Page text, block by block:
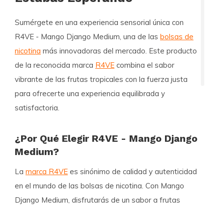
Sumérgete en una experiencia sensorial única con
R4VE - Mango Django Medium, una de las bolsas de
nicotina más innovadoras del mercado. Este producto
de la reconocida marca R4VE combina el sabor
vibrante de las frutas tropicales con la fuerza justa
para ofrecerte una experiencia equilibrada y
satisfactoria.
¿Por Qué Elegir R4VE - Mango Django
Medium?
La marca R4VE es sinónimo de calidad y autenticidad
en el mundo de las bolsas de nicotina. Con Mango
Django Medium, disfrutarás de un sabor a frutas